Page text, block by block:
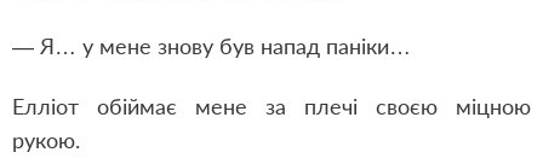
— Я… у мене знову був напад паніки…
Елліот обіймає мене за плечі своєю міцною
рукою.